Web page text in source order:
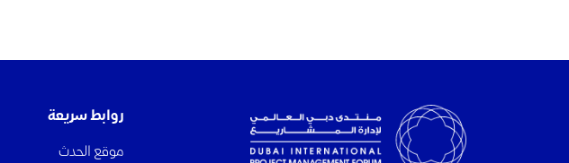
روابط سريعة
موقع الحدث